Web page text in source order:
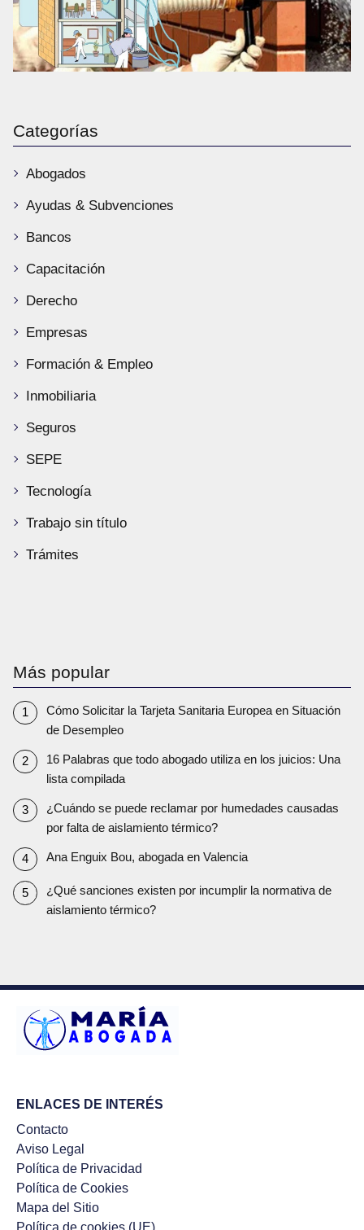
Categorías
Abogados
Ayudas & Subvenciones
Bancos
Capacitación
Derecho
Empresas
Formación & Empleo
Inmobiliaria
Seguros
SEPE
Tecnología
Trabajo sin título
Trámites
Más popular
Cómo Solicitar la Tarjeta Sanitaria Europea en Situación
de Desempleo
16 Palabras que todo abogado utiliza en los juicios: Una
lista compilada
¿Cuándo se puede reclamar por humedades causadas
por falta de aislamiento térmico?
Ana Enguix Bou, abogada en Valencia
¿Qué sanciones existen por incumplir la normativa de
aislamiento térmico?
ENLACES DE INTERÉS
Contacto
Aviso Legal
Política de Privacidad
Política de Cookies
Mapa del Sitio